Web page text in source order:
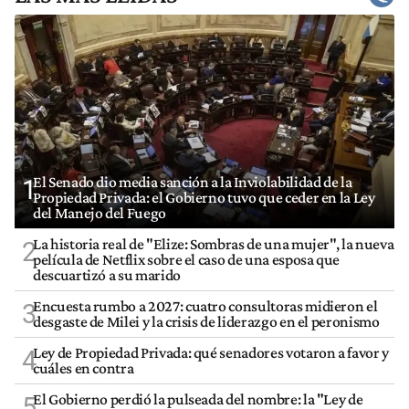
1El Senado dio media sanción a la Inviolabilidad de la
Propiedad Privada: el Gobierno tuvo que ceder en la Ley
del Manejo del Fuego
2La historia real de "Elize: Sombras de una mujer", la nueva
película de Netflix sobre el caso de una esposa que
descuartizó a su marido
3Encuesta rumbo a 2027: cuatro consultoras midieron el
desgaste de Milei y la crisis de liderazgo en el peronismo
4Ley de Propiedad Privada: qué senadores votaron a favor y
cuáles en contra
El Gobierno perdió la pulseada del nombre: la "Ley de